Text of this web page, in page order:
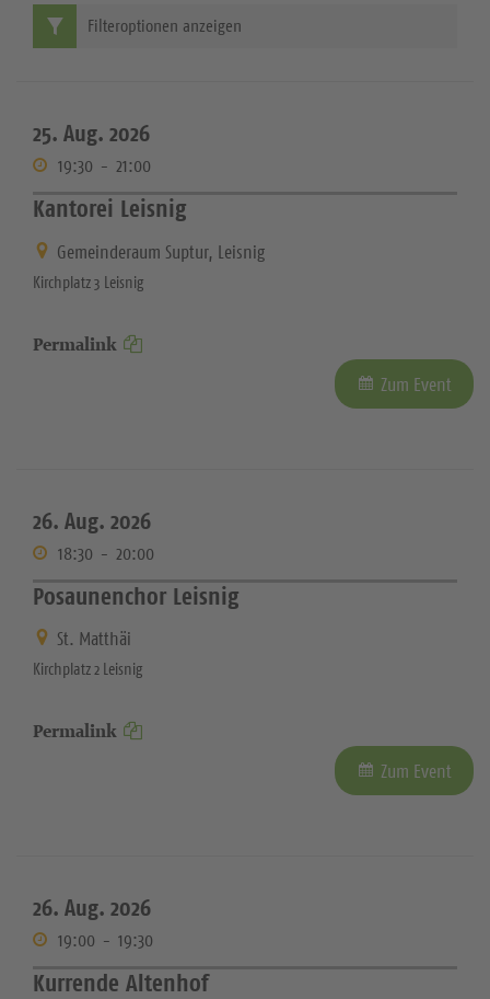
25. Aug. 2026
19:30 - 21:00
Kantorei Leisnig
Gemeinderaum Suptur, Leisnig
Kirchplatz 3 Leisnig
Permalink
Zum Event
26. Aug. 2026
18:30 - 20:00
Posaunenchor Leisnig
St. Matthäi
Kirchplatz 2 Leisnig
Permalink
Zum Event
26. Aug. 2026
19:00 - 19:30
Kurrende Altenhof
Filteroptionen anzeigen